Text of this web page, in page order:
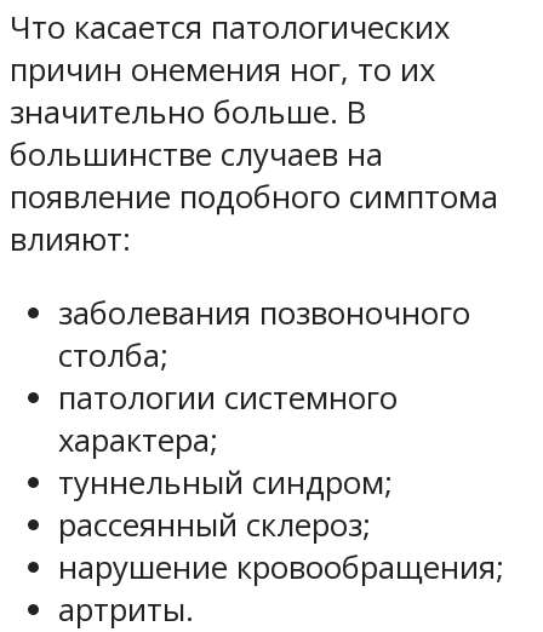
Что касается патологических
причин онемения ног, то их
значительно больше. В
большинстве случаев на
появление подобного симптома
влияют:
заболевания позвоночного
столба;
патологии системного
характера;
туннельный синдром;
рассеянный склероз;
нарушение кровообращения;
артриты.